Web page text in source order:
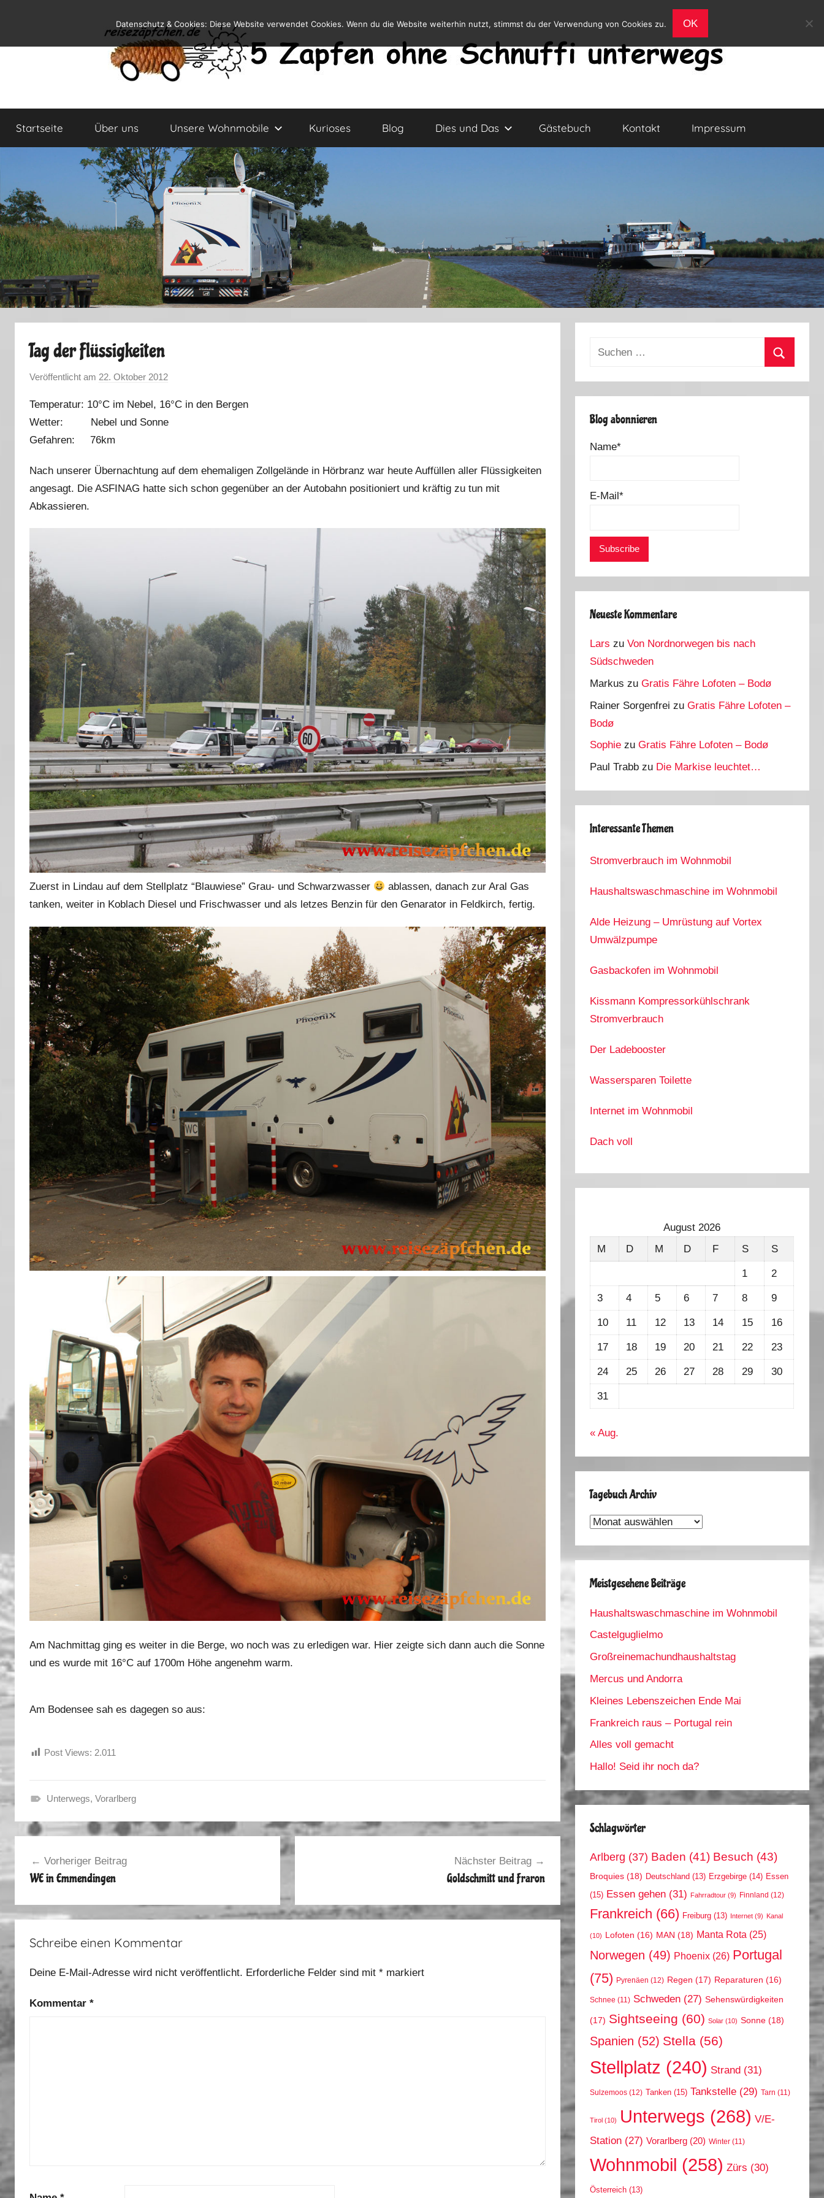
springen
Reiseblog
und
Leben
Wohnmobil
Startseite Über uns Unsere Wohnmobile Kurioses Blog Dies und Das Gästebuch Kontakt Impressum
Tag der Flüssigkeiten
Veröffentlicht am 22. Oktober 2012
n
M
k
u
Temperatur: 10°C im Nebel, 16°C in den Bergen
Wetter: Nebel und Sonne
Gefahren: 76km
Nach unserer Übernachtung auf dem ehemaligen Zollgelände in Hörbranz war heute Auffüllen aller Flüssigkeiten
angesagt. Die ASFINAG hatte sich schon gegenüber an der Autobahn positioniert und kräftig zu tun mit
Abkassieren.
Zuerst in Lindau auf dem Stellplatz “Blauwiese” Grau- und Schwarzwasser
ablassen, danach zur Aral Gas
tanken, weiter in Koblach Diesel und Frischwasser und als letzes Benzin für den Genarator in Feldkirch, fertig.
Am Nachmittag ging es weiter in die Berge, wo noch was zu erledigen war. Hier zeigte sich dann auch die Sonne
und es wurde mit 16°C auf 1700m Höhe angenehm warm.
Am Bodensee sah es dagegen so aus:
Post Views: 2.011
b
s
1
Unterwegs, Vorarlberg
Vorheriger Beitrag
WE in Emmendingen
Nächster Beitrag
Goldschmitt und Fraron
Schreibe einen Kommentar
Deine E-Mail-Adresse wird nicht veröffentlicht. Erforderliche Felder sind mit * markiert
Kommentar *
Suchen
Blog abonnieren
Name*
E-Mail*
Neueste Kommentare
Lars zuVon Nordnorwegen bis nach
Südschweden
Markus zuGratis Fähre Lofoten – Bodø
Rainer Sorgenfrei zuGratis Fähre Lofoten –
Bodø
Sophie zuGratis Fähre Lofoten – Bodø
Paul Trabb zu Die Markise leuchtet…
Interessante Themen
Stromverbrauch im Wohnmobil
Haushaltswaschmaschine im Wohnmobil
Alde Heizung – Umrüstung auf Vortex
Umwälzpumpe
Gasbackofen im Wohnmobil
Kissmann Kompressorkühlschrank
Stromverbrauch
Der Ladebooster
Wassersparen Toilette
Internet im Wohnmobil
Dach voll
August 2026
M
D M D F S S
1 2
3 4 5 6 7 8 9
10 11 12 13 14 15 16
17 18 19 20 21 22 23
24 25 26 27 28 29 30
31
« Aug.
Tagebuch Archiv
Tagebuch
Meistgesehene Beiträge
Haushaltswaschmaschine im Wohnmobil
Castelguglielmo
Großreinemachundhaushaltstag
Mercus und Andorra
Kleines Lebenszeichen Ende Mai
Frankreich raus – Portugal rein
Alles voll gemacht
Hallo! Seid ihr noch da?
Schlagwörter
Arlberg (37) Baden (41) Besuch (43)
Broquies (18) Deutschland (13) Erzgebirge (14) Essen
(15) Essen gehen (31) Fahrradtour (9) Finnland (12)
Frankreich (66) Freiburg (13) Internet (9) Kanal
(10) Lofoten (16) MAN (18) Manta Rota (25)
Norwegen (49) Phoenix (26) Portugal
(75) Pyrenäen (12) Regen (17) Reparaturen (16)
Schnee (11) Schweden (27) Sehenswürdigkeiten
(17) Sightseeing (60) Solar (10) Sonne (18)
Spanien (52) Stella (56)
Stellplatz (240) Strand (31)
Sulzemoos (12) Tanken (15) Tankstelle (29) Tarn (11)
Tirol (10) Unterwegs (268) V/E-
Station (27) Vorarlberg (20) Winter (11)
Wohnmobil (258) Zürs (30)
Österreich (13)
Datenschutz & Cookies: Diese Website verwendet Cookies. Wenn du die Website weiterhin nutzt, stimmst du der Verwendung von Cookies zu. OK